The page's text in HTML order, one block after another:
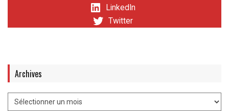
LinkedIn
Twitter
Archives